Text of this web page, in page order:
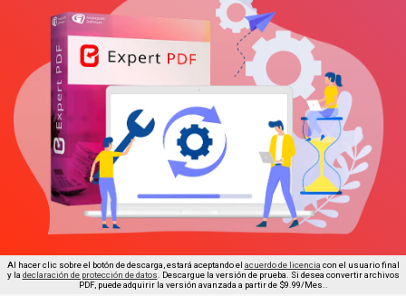
Al hacer clic sobre el botón de descarga, estará aceptando el acuerdo de licencia con el usuario final
y la declaración de protección de datos. Descargue la versión de prueba. Si desea convertir archivos
PDF, puede adquirir la versión avanzada a partir de $9.99/Mes..